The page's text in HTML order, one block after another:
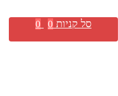
סל קניות 0
0